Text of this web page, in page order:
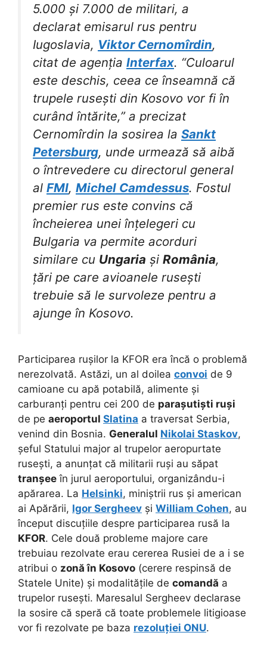
5.000 și 7.000 de militari, a
declarat emisarul rus pentru
Iugoslavia, Viktor Cernomîrdin,
citat de agenția Interfax. “Culoarul
este deschis, ceea ce înseamnă că
trupele rusești din Kosovo vor fi în
curând întărite,” a precizat
Cernomîrdin la sosirea la Sankt
Petersburg, unde urmează să aibă
o întrevedere cu directorul general
al FMI, Michel Camdessus. Fostul
premier rus este convins că
încheierea unei înțelegeri cu
Bulgaria va permite acorduri
similare cu Ungaria și România,
țări pe care avioanele rusești
trebuie să le survoleze pentru a
ajunge în Kosovo.
Participarea rușilor la KFOR era încă o problemă
nerezolvată. Astăzi, un al doilea convoi de 9
camioane cu apă potabilă, alimente și
carburanți pentru cei 200 de parașutiști ruși
de pe aeroportul Slatina a traversat Serbia,
venind din Bosnia. Generalul Nikolai Staskov,
șeful Statului major al trupelor aeropurtate
rusești, a anunțat că militarii ruși au săpat
tranșee în jurul aeroportului, organizându-i
apărarea. La Helsinki, miniștrii rus și american
ai Apărării, Igor Sergheev și William Cohen, au
început discuțiile despre participarea rusă la
KFOR. Cele două probleme majore care
trebuiau rezolvate erau cererea Rusiei de a i se
atribui o zonă în Kosovo (cerere respinsă de
Statele Unite) și modalitățile de comandă a
trupelor rusești. Maresalul Sergheev declarase
la sosire că speră că toate problemele litigioase
vor fi rezolvate pe baza rezoluției ONU.